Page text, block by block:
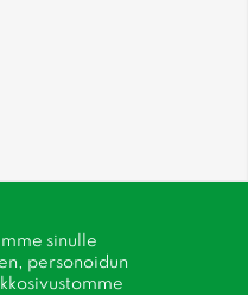
sinulle
personoidun